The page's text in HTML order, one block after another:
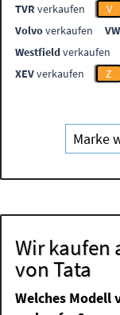
TVR verkaufen V
Volvoverkaufen VW
Westfieldverkaufen
XEVverkaufen Z
Wir kaufen
von Tata
Welches Modell